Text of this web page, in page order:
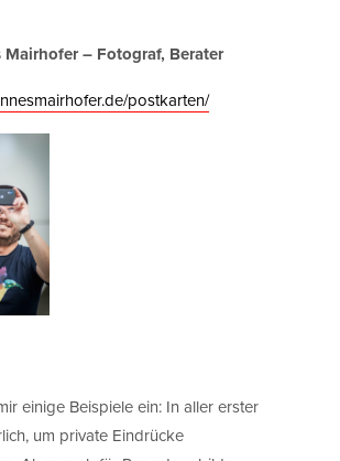
Mairhofer – Fotograf, Berater
postkarten/
einige Beispiele ein: In aller erster
um private Eindrücke